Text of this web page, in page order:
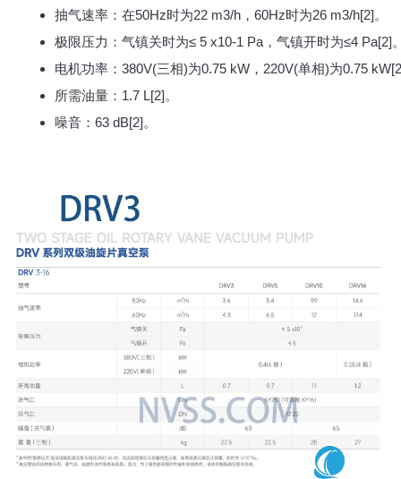
抽气速率：在50Hz时为22 m3/h，60Hz时为26 m3/h[2]。
极限压力：气镇关时为≤ 5 x10-1 Pa，气镇开时为≤4 Pa[2]
电机功率：380V(三相)为0.75 kW，220V(单相)为0.75
所需油量：1.7 L[2]。
噪音：63 dB[2]。